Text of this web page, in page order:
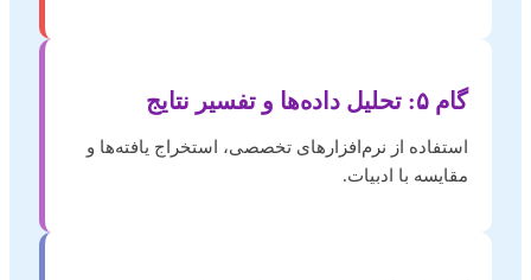
گام ۵: تحلیل داده‌ها و تفسیر نتایج
استفاده از نرم‌افزارهای تخصصی، استخراج یافته‌ها و
مقایسه با ادبیات.